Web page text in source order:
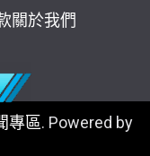
關於我們
專區. Powered by